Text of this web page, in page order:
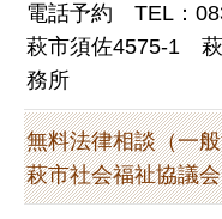
電話予約 TEL：
萩市須佐4575-1
務所
無料法律相談（一
萩市社会福祉協議